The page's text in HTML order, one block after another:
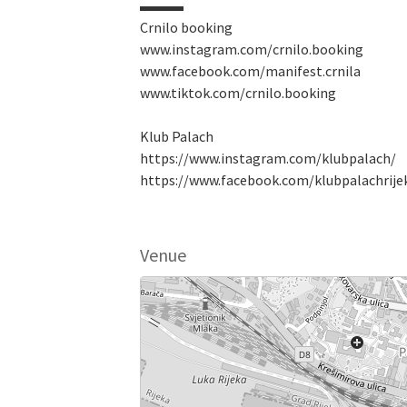
▬▬▬
Crnilo booking
www.instagram.com/crnilo.booking
www.facebook.com/manifest.crnila
www.tiktok.com/crnilo.booking
Klub Palach
https://www.instagram.com/klubpalach/
https://www.facebook.com/
Venue